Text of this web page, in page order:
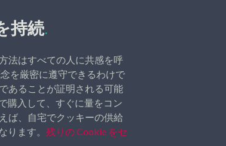
持続.
法はすべての人に共感を呼
を厳密に遵守できるわけで
あることが証明される可能
購入して、すぐに量をコン
ば、自宅でクッキーの供給
ります。 残りの Cookie をセ